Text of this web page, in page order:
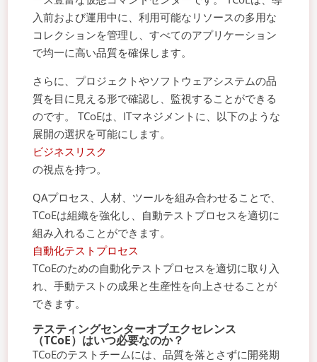
入前および運用中に、利用可能なリソースの多用な
コレクションを管理し、すべてのアプリケーション
で均一に高い品質を確保します。
さらに、プロジェクトやソフトウェアシステムの品
質を目に見える形で確認し、監視することができる
のです。 TCoEは、ITマネジメントに、以下のような
展開の選択を可能にします。
ビジネスリスク
の視点を持つ。
QAプロセス、人材、ツールを組み合わせることで、
TCoEは組織を強化し、自動テストプロセスを適切に
組み入れることができます。
自動化テストプロセス
TCoEのための自動化テストプロセスを適切に取り入
れ、手動テストの成果と生産性を向上させることが
できます。
テスティングセンターオブエクセレンス
（TCoE）はいつ必要なのか？
TCoEのテストチームには、品質を落とさずに開発期